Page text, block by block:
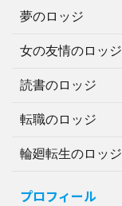
夢のロッジ
女の友情のロッジ
読書のロッジ
転職のロッジ
輪廻転生のロッジ
プロフィール